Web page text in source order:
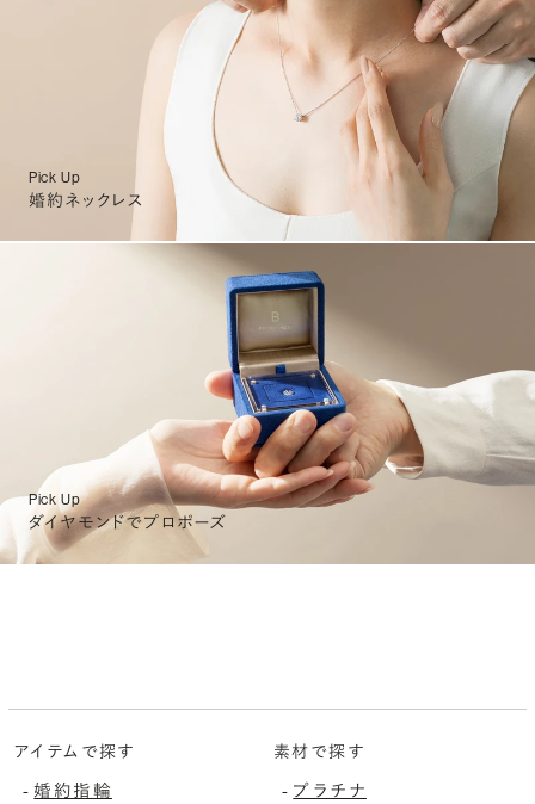
Pick Up
婚約ネックレス
Pick Up
ダイヤモンドでプロポーズ
アイテムで探す
-婚約指輪
素材で探す
- プラチナ